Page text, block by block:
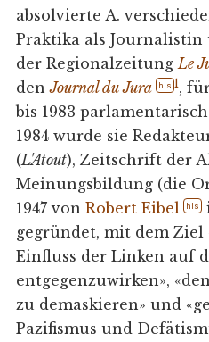
absolvierte A.
Praktika als
der Regionalzeitung Le
denJournal du Jura hls 1,
bis 1983
1984 wurde sie
(L'Atout), Zeitschrift der
Meinungsbildung (die
1947 von Robert Eibel hls
gegründet, mit dem Ziel
Einfluss der Linken auf
entgegenzuwirken»,
zu demaskieren» und
Pazifismus und